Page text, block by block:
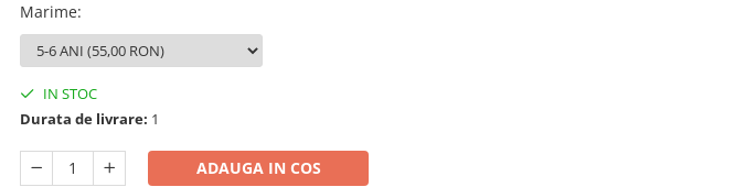
Marime:
IN STOC
Durata de livrare: 1
ADAUGA IN COS